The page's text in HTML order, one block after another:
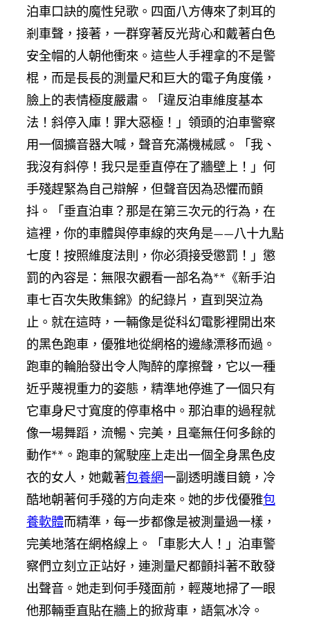
泊車口訣的魔性兒歌。四面八方傳來了刺耳的
剎車聲，接著，一群穿著反光背心和戴著白色
安全帽的人朝他衝來。這些人手裡拿的不是警
棍，而是長長的測量尺和巨大的電子角度儀，
臉上的表情極度嚴肅。「違反泊車維度基本
法！斜停入庫！罪大惡極！」領頭的泊車警察
用一個擴音器大喊，聲音充滿機械感。「我、
我沒有斜停！我只是垂直停在了牆壁上！」何
手殘趕緊為自己辯解，但聲音因為恐懼而顫
抖。「垂直泊車？那是在第三次元的行為，在
這裡，你的車體與停車線的夾角是——八十九點
七度！按照維度法則，你必須接受懲罰！」懲
罰的內容是：無限次觀看一部名為**《新手泊
車七百次失敗集錦》的紀錄片，直到哭泣為
止。就在這時，一輛像是從科幻電影裡開出來
的黑色跑車，優雅地從網格的邊緣漂移而過。
跑車的輪胎發出令人陶醉的摩擦聲，它以一種
近乎蔑視重力的姿態，精準地停進了一個只有
它車身尺寸寬度的停車格中。那泊車的過程就
像一場舞蹈，流暢、完美，且毫無任何多餘的
動作**。跑車的駕駛座上走出一個全身黑色皮
衣的女人，她戴著包養網一副透明護目鏡，冷
酷地朝著何手殘的方向走來。她的步伐優雅包
養軟體而精準，每一步都像是被測量過一樣，
完美地落在網格線上。「車影大人！」泊車警
察們立刻立正站好，連測量尺都顫抖著不敢發
出聲音。她走到何手殘面前，輕蔑地掃了一眼
他那輛垂直貼在牆上的掀背車，語氣冰冷。